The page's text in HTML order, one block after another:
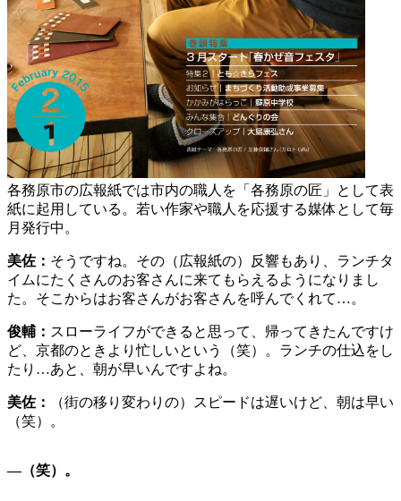
各務原市の広報紙では市内の職人を「各務原の匠」として表
紙に起用している。若い作家や職人を応援する媒体として毎
月発行中。
美佐： そうですね。その（広報紙の）反響もあり、ランチタ
イムにたくさんのお客さんに来てもらえるようになりまし
た。そこからはお客さんがお客さんを呼んでくれて…。
俊輔： スローライフができると思って、帰ってきたんですけ
ど、京都のときより忙しいという（笑）。ランチの仕込をし
たり…あと、朝が早いんですよね。
美佐：
（街の移り変わりの）スピードは遅いけど、朝は早い
（笑）。
—（笑）。